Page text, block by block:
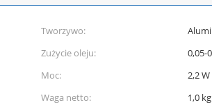
Tworzywo:
Zużycie oleju:
0,05-
Moc:
2,2 W
Waga netto:
1,0 kg